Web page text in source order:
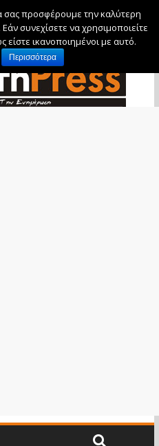
2026
σας προσφέρουμε την καλύτερη
συνεχίσετε να χρησιμοποιείτε
ικανοποιημένοι με αυτό.
Περισσότερα